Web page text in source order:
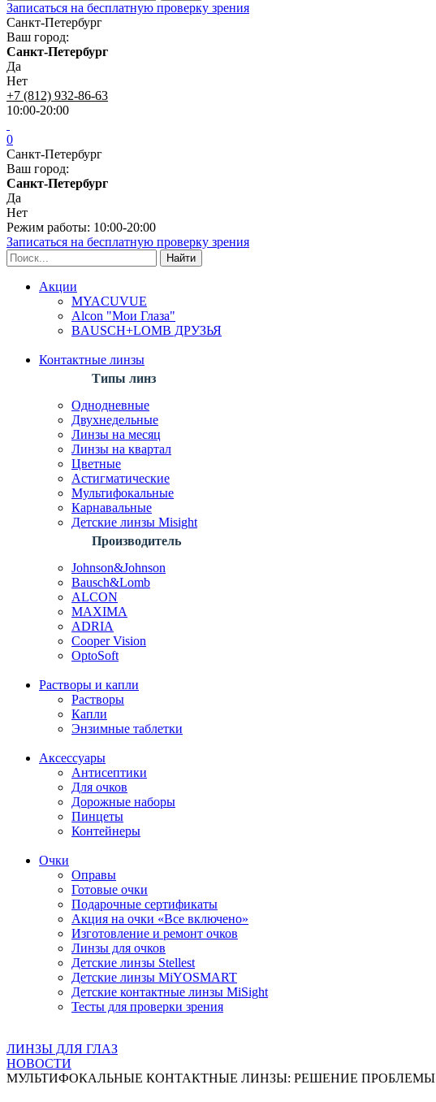
Записаться на бесплатную проверку зрения
Санкт-Петербург
Ваш город:
Санкт-Петербург
Да
Нет
+7 (812) 932-86-63
10:00-20:00
0
Санкт-Петербург
Ваш город:
Санкт-Петербург
Да
Нет
Режим работы: 10:00-20:00
Записаться на бесплатную проверку зрения
Акции
MYACUVUE
Alcon "Мои Глаза"
BAUSCH+LOMB ДРУЗЬЯ
Контактные линзы
Типы линз
Однодневные
Двухнедельные
Линзы на месяц
Линзы на квартал
Цветные
Астигматические
Мультифокальные
Карнавальные
Детские линзы Misight
Производитель
Johnson&Johnson
Bausch&Lomb
ALCON
MAXIMA
ADRIA
Cooper Vision
OptoSoft
Растворы и капли
Растворы
Капли
Энзимные таблетки
Аксессуары
Антисептики
Для очков
Дорожные наборы
Пинцеты
Контейнеры
Очки
Оправы
Готовые очки
Подарочные сертификаты
Акция на очки «Все включено»
Изготовление и ремонт очков
Линзы для очков
Детские линзы Stellest
Детские линзы MiYOSMART
Детские контактные линзы MiSight
Тесты для проверки зрения
ЛИНЗЫ ДЛЯ ГЛАЗ
НОВОСТИ
МУЛЬТИФОКАЛЬНЫЕ КОНТАКТНЫЕ ЛИНЗЫ: РЕШЕНИЕ